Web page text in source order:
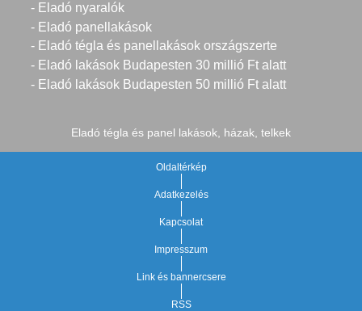
- Eladó nyaralók
- Eladó panellakások
- Eladó tégla és panellakások országszerte
- Eladó lakások Budapesten 30 millió Ft alatt
- Eladó lakások Budapesten 50 millió Ft alatt
Eladó tégla és panel lakások, házak, telkek
Oldaltérkép
Adatkezelés
Kapcsolat
Impresszum
Link és bannercsere
RSS